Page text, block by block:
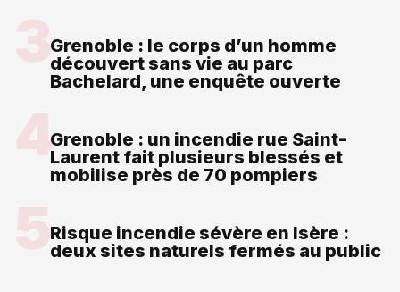
Grenoble : le corps d’un homme
découvert sans vie au parc
Bachelard, une enquête ouverte
Grenoble : un incendie rue Saint-
Laurent fait plusieurs blessés et
mobilise près de 70 pompiers
Risque incendie sévère en Isère :
deux sites naturels fermés au public